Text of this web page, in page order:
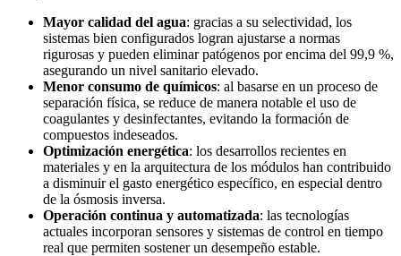
Mayor calidad del agua: gracias a su selectividad, los
sistemas bien configurados logran ajustarse a normas
rigurosas y pueden eliminar patógenos por encima del 99,9 %,
asegurando un nivel sanitario elevado.
Menor consumo de químicos: al basarse en un proceso de
separación física, se reduce de manera notable el uso de
coagulantes y desinfectantes, evitando la formación de
compuestos indeseados.
Optimización energética: los desarrollos recientes en
materiales y en la arquitectura de los módulos han contribuido
a disminuir el gasto energético específico, en especial dentro
de la ósmosis inversa.
Operación continua y automatizada: las tecnologías
actuales incorporan sensores y sistemas de control en tiempo
real que permiten sostener un desempeño estable.